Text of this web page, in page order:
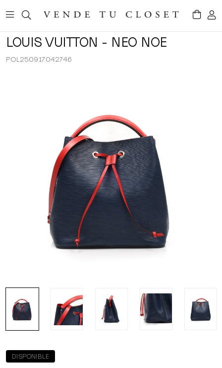
LOUIS VUITTON - NEO NOE
POL250917042746
DISPONIBLE